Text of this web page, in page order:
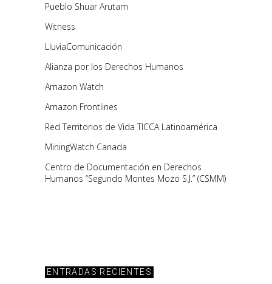
Pueblo Shuar Arutam
Witness
LluviaComunicación
Alianza por los Derechos Humanos
Amazon Watch
Amazon Frontlines
Red Territorios de Vida TICCA Latinoamérica
MiningWatch Canada
Centro de Documentación en Derechos
Humanos “Segundo Montes Mozo S.J.” (CSMM)
ENTRADAS RECIENTES